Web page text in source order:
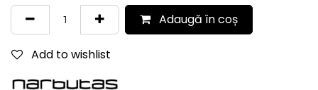
Adaugă în coș
Add to wishlist